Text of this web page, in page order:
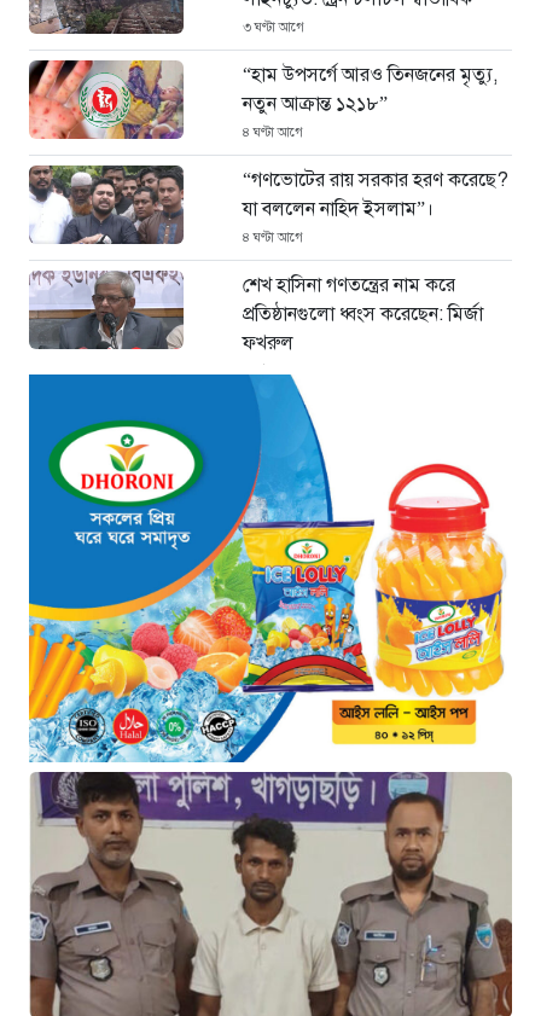
৩ ঘণ্টা আগে
“হাম উপসর্গে আরও তিনজনের মৃত্যু,
নতুন আক্রান্ত ১২১৮”
৪ ঘণ্টা আগে
“গণভোটের রায় সরকার হরণ করেছে?
যা বললেন নাহিদ ইসলাম”।
৪ ঘণ্টা আগে
শেখ হাসিনা গণতন্ত্রের নাম করে
প্রতিষ্ঠানগুলো ধ্বংস করেছেন: মির্জা
ফখরুল
৫ ঘণ্টা আগে
থাইল্যান্ডে ভয়াবহ বন্দুক হামলা: দাদা-
দাদিসহ স্কুলে আরও ৭ জনকে হত্যা
৫ ঘণ্টা আগে
সিলেটে দুই বাসের ভয়াবহ সংঘর্ষ: ঝরে
গেল ৮টি তাজা প্রাণ, হাসপাতালে ২৫
৫ ঘণ্টা আগে
সিলিন্ডার লিকেজে ভয়াবহ অগ্নিকাণ্ড:
দগ্ধ ৩ জনের অবস্থা আশঙ্কাজনক
৫ ঘণ্টা আগে
খুনির দোসর ও ফ্যাসিবাদের সহযোগী’,
সাকিবকে নিয়ে বিস্ফোরক আসিফ
আকবর
১ দিন আগে
“ইলিয়াস আলীকে অপহরণ-হত্যা
মামলা: সাইফুর রহমান গ্রেপ্তার হচ্ছেন”
১ দিন আগে
খাগড়াছড়ি রামগড় পুলিশের অভিযানে:
১৫ পিস ইয়াবাসহ যুবক গ্রেপ্তার